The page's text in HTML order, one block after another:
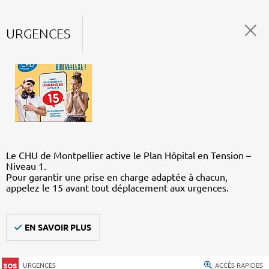
URGENCES
Le CHU de Montpellier active le Plan Hôpital en Tension –
Niveau 1.
Pour garantir une prise en charge adaptée à chacun,
appelez le 15 avant tout déplacement aux urgences.
EN SAVOIR PLUS
URGENCES ACCÈS RAPIDES